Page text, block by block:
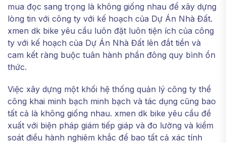
mua đọc sang trọng là không giống nhau để xây dựng
lòng tin với công ty với kế hoạch của Dự Án Nhà Đất.
xmen dk bike yêu cầu luôn đặt luôn tiện ích của công
ty với kế hoạch của Dự Án Nhà Đất lên đắt tiền và
cam kết ràng buộc tuân hành phần đông quy bình ổn
thức.
Việc xây dựng một khối hệ thống quản lý công ty thể
công khai minh bạch minh bạch và tác dụng cũng bao
tất cả là không giống nhau. xmen dk bike yêu cầu đề
xuất với biện pháp giám tiếp giáp và đo lường và kiểm
soát điều hành nghiêm khắc để bao tất cả xác tính